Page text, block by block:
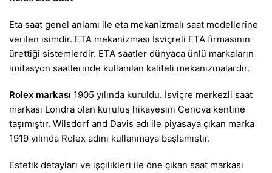
Eta saat genel anlamı ile eta mekanizmalı saat modellerine
verilen isimdir. ETA mekanizması İsviçreli ETA firmasının
ürettiği sistemlerdir. ETA saatler dünyaca ünlü markaların
imitasyon saatlerinde kullanılan kaliteli mekanizmalardır.
Rolex markası 1905 yılında kuruldu. İsviçre merkezli saat
markası Londra olan kuruluş hikayesini Cenova kentine
taşımıştır. Wilsdorf and Davis adı ile piyasaya çıkan marka
1919 yılında Rolex adını kullanmaya başlamıştır.
Estetik detayları ve işçilikleri ile öne çıkan saat markası